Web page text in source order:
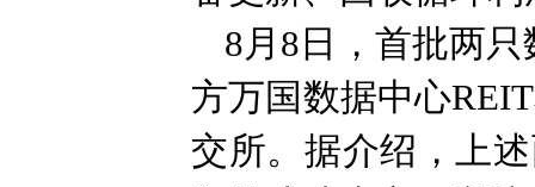
8月8日，首批两
方万国数据中心
交所。据介绍，上